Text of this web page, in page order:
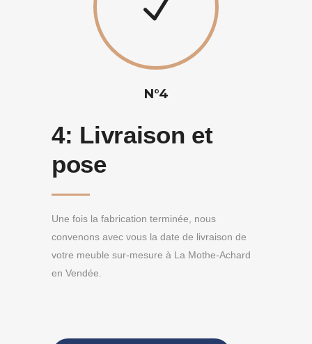
N°4
4: Livraison et
pose
Une fois la fabrication terminée, nous
convenons avec vous la date de livraison de
votre meuble sur-mesure à La Mothe-Achard
en Vendée.